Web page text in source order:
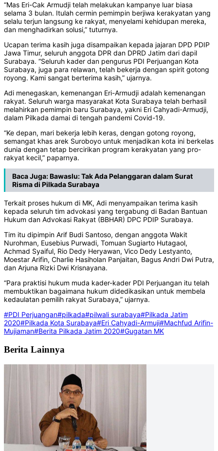
“Mas Eri-Cak Armudji telah melakukan kampanye luar biasa
selama 3 bulan. Itulah cermin pemimpin berjiwa kerakyatan yang
selalu terjun langsung ke rakyat, menyelami kehidupan mereka,
dan menghadirkan solusi,” tuturnya.
Ucapan terima kasih juga disampaikan kepada jajaran DPD PDIP
Jawa Timur, seluruh anggota DPR dan DPRD Jatim dari dapil
Surabaya. “Seluruh kader dan pengurus PDI Perjuangan Kota
Surabaya, juga para relawan, telah bekerja dengan spirit gotong
royong. Kami sangat berterima kasih,” ujarnya.
Adi menegaskan, kemenangan Eri-Armudji adalah kemenangan
rakyat. Seluruh warga masyarakat Kota Surabaya telah berhasil
melahirkan pemimpin baru Surabaya, yakni Eri Cahyadi-Armudji,
dalam Pilkada damai di tengah pandemi Covid-19.
“Ke depan, mari bekerja lebih keras, dengan gotong royong,
semangat khas arek Suroboyo untuk menjadikan kota ini berkelas
dunia dengan tetap bercirikan program kerakyatan yang pro-
rakyat kecil,” paparnya.
Baca Juga:Bawaslu: Tak Ada Pelanggaran dalam Surat
Risma di Pilkada Surabaya
Terkait proses hukum di MK, Adi menyampaikan terima kasih
kepada seluruh tim advokasi yang tergabung di Badan Bantuan
Hukum dan Advokasi Rakyat (BBHAR) DPC PDIP Surabaya.
Tim itu dipimpin Arif Budi Santoso, dengan anggota Wakit
Nurohman, Eusebius Purwadi, Tomuan Sugiarto Hutagaol,
Achmad Syaiful, Rio Dedy Heryawan, Vico Dedy Lestyanto,
Moestar Arifin, Charlie Hasiholan Panjaitan, Bagus Andri Dwi Putra,
dan Arjuna Rizki Dwi Krisnayana.
“Para praktisi hukum muda kader-kader PDI Perjuangan itu telah
membuktikan bagaimana hukum didedikasikan untuk membela
kedaulatan pemilih rakyat Surabaya,” ujarnya.
#PDI Perjuangan#pilkada#pilwali surabaya#Pilkada Jatim
2020#Pilkada Kota Surabaya#Eri Cahyadi-Armuji#Machfud Arifin-
Mujiaman#Berita Pilkada Jatim 2020#Gugatan MK
Berita Lainnya